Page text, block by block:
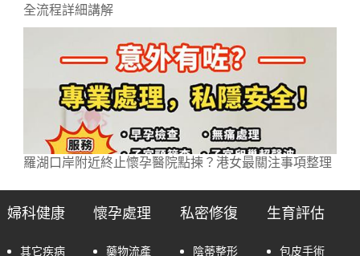
全流程詳細講解
羅湖口岸附近終止懷孕醫院點揀？港女最關注事項整理
婦科健康
其它疾病
懷孕處理
藥物流產
私密修復
陰蒂整形
生育評估
包皮手術